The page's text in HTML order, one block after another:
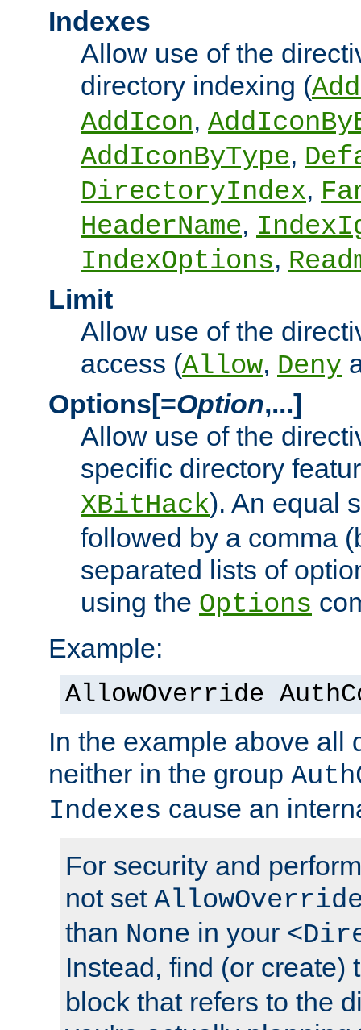
Indexes
Allow use of the
directory indexing (
AddIcon,
AddIconByType,
DirectoryIndex,
HeaderName,
IndexOptions,
Limit
Allow use of the
access (Allow, Deny
Options[=Option,...]
Allow use of the
specific directory
XBitHack). An equal
followed by a comma
separated lists of
using the Options
Example:
AllowOverride
In the example above all
neither in the group
Indexes cause an
For security and
not set
than None in your
Instead, find (or create)
block that refers to the